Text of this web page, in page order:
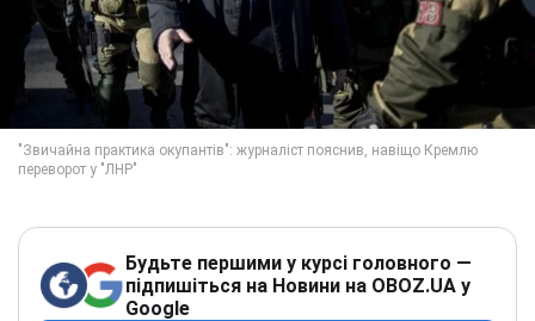
Будьте першими у курсі головного —
підпишіться на Новини на OBOZ.UA у
Google